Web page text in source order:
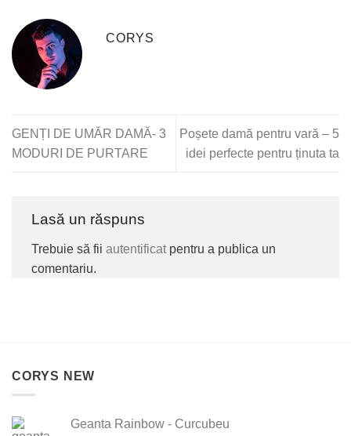
CORYS
GENȚI DE UMĂR DAMĂ- 3
MODURI DE PURTARE
Poșete damă pentru vară – 5
idei perfecte pentru ținuta ta
Lasă un răspuns
Trebuie să fii autentificat pentru a publica un
comentariu.
CORYS NEW
Geanta Rainbow - Curcubeu